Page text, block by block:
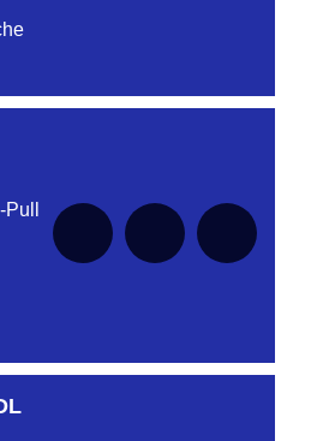
pour cette série pour
pour cette série pour